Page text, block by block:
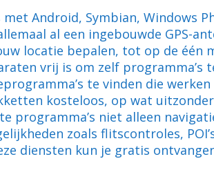
Android, Symbian, Windows
al een ingebouwde GPS-
locatie bepalen, tot op de één
vrij is om zelf programma’s
te vinden die werken
kosteloos, op wat
programma’s niet alleen
zoals flitscontroles,
diensten kun je gratis